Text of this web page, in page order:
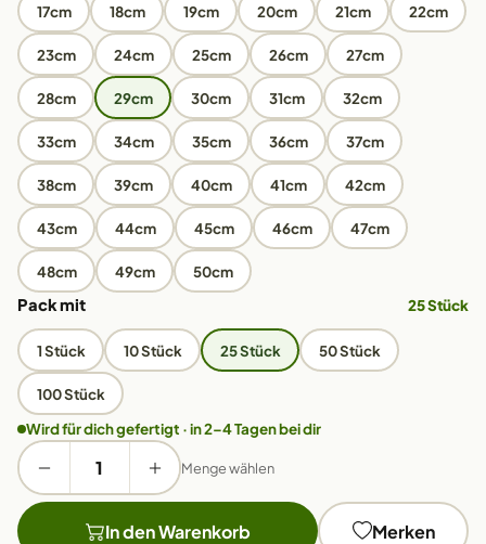
17cm 18cm 19cm 20cm 21cm 22cm
23cm 24cm 25cm 26cm 27cm
28cm 29cm 30cm 31cm 32cm
33cm 34cm 35cm 36cm 37cm
38cm 39cm 40cm 41cm 42cm
43cm 44cm 45cm 46cm 47cm
48cm 49cm 50cm
Pack mit 25 Stück
1 Stück 10 Stück 25 Stück 50 Stück
100 Stück
Wird für dich gefertigt · in 2–4 Tagen bei dir
Menge wählen
In den Warenkorb Merken